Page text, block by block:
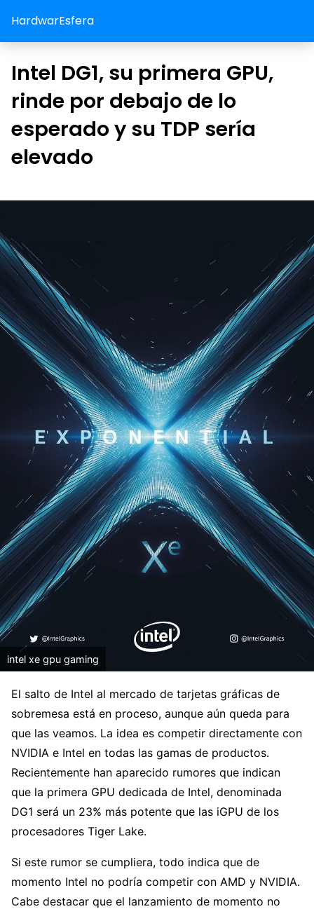
HardwarEsfera
Intel DG1, su primera GPU,
rinde por debajo de lo
esperado y su TDP sería
elevado
intel xe gpu gaming
El salto de Intel al mercado de tarjetas gráficas de
sobremesa está en proceso, aunque aún queda para
que las veamos. La idea es competir directamente con
NVIDIA e Intel en todas las gamas de productos.
Recientemente han aparecido rumores que indican
que la primera GPU dedicada de Intel, denominada
DG1 será un 23% más potente que las iGPU de los
procesadores Tiger Lake.
Si este rumor se cumpliera, todo indica que de
momento Intel no podría competir con AMD y NVIDIA.
Cabe destacar que el lanzamiento de momento no